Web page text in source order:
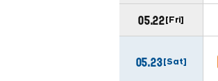
05.22 [Fri]
05.23 [Sat]